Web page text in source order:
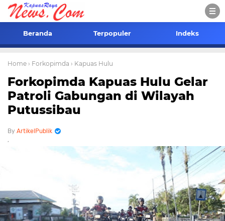
Beranda Terpopuler Indeks
Home › Forkopimda › Kapuas Hulu
Forkopimda Kapuas Hulu Gelar
Patroli Gabungan di Wilayah
Putussibau
ArtikelPublik